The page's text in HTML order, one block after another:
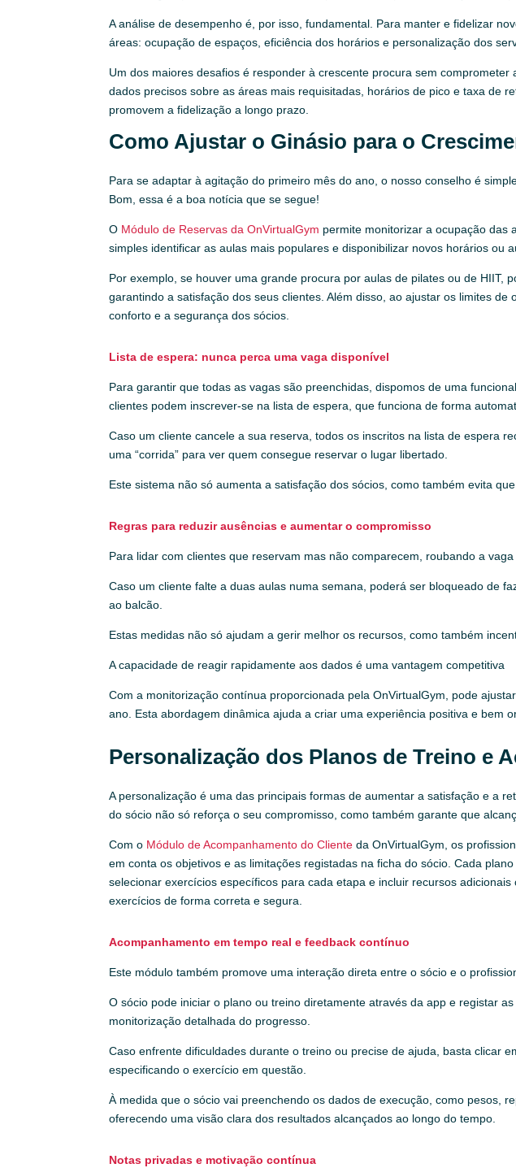
A análise de desempenho é, por isso, fundamental. Para manter e fidelizar
áreas: ocupação de espaços, eficiência dos horários e personalização dos
Um dos maiores desafios é responder à crescente procura sem
dados precisos sobre as áreas mais requisitadas, horários de pico e taxa de
promovem a fidelização a longo prazo.
Como Ajustar o Ginásio para o
Para se adaptar à agitação do primeiro mês do ano, o nosso conselho é
Bom, essa é a boa notícia que se segue!
O Módulo de Reservas da OnVirtualGym permite monitorizar a ocupação das
simples identificar as aulas mais populares e disponibilizar novos horários ou
Por exemplo, se houver uma grande procura por aulas de pilates ou de HIIT,
garantindo a satisfação dos seus clientes. Além disso, ao ajustar os limites
conforto e a segurança dos sócios.
Lista de espera: nunca perca uma vaga disponível
Para garantir que todas as vagas são preenchidas, dispomos de uma
clientes podem inscrever-se na lista de espera, que funciona de forma
Caso um cliente cancele a sua reserva, todos os inscritos na lista de espera
uma “corrida” para ver quem consegue reservar o lugar libertado.
Este sistema não só aumenta a satisfação dos sócios, como também evita
Regras para reduzir ausências e aumentar o compromisso
Para lidar com clientes que reservam mas não comparecem, roubando a
Caso um cliente falte a duas aulas numa semana, poderá ser bloqueado de
ao balcão.
Estas medidas não só ajudam a gerir melhor os recursos, como também
A capacidade de reagir rapidamente aos dados é uma vantagem competitiva
Com a monitorização contínua proporcionada pela OnVirtualGym, pode
ano. Esta abordagem dinâmica ajuda a criar uma experiência positiva e bem
Personalização dos Planos de Treino e
A personalização é uma das principais formas de aumentar a satisfação e a
do sócio não só reforça o seu compromisso, como também garante que
Com o Módulo de Acompanhamento do Cliente da OnVirtualGym, os
em conta os objetivos e as limitações registadas na ficha do sócio. Cada
selecionar exercícios específicos para cada etapa e incluir recursos
exercícios de forma correta e segura.
Acompanhamento em tempo real e feedback contínuo
Este módulo também promove uma interação direta entre o sócio e o
O sócio pode iniciar o plano ou treino diretamente através da app e registar
monitorização detalhada do progresso.
Caso enfrente dificuldades durante o treino ou precise de ajuda, basta clicar
especificando o exercício em questão.
À medida que o sócio vai preenchendo os dados de execução, como pesos,
oferecendo uma visão clara dos resultados alcançados ao longo do tempo.
Notas privadas e motivação contínua